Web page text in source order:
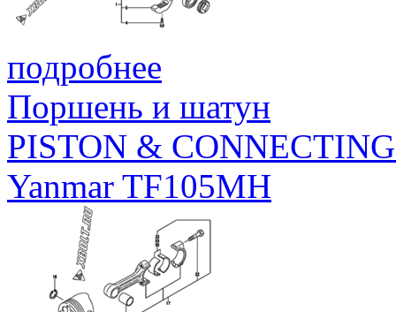
подробнее
Поршень и шатун
PISTON &
Yanmar TF105MH